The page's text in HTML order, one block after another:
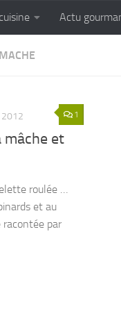
Actu
1
2012
mâche et
roulée …
et au
racontée par